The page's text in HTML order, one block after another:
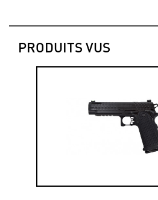
PRODUITS VUS